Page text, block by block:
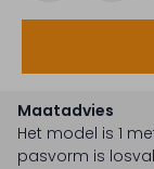
Maatadvies
Het model is 1
pasvorm is